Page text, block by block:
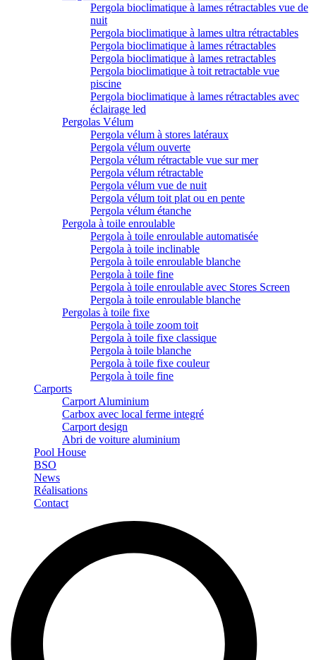
Pergola bioclimatique à lames rétractables vue de
nuit
Pergola bioclimatique à lames ultra rétractables
Pergola bioclimatique à lames rétractables
Pergola bioclimatique à lames retractables
Pergola bioclimatique à toit retractable vue
piscine
Pergola bioclimatique à lames rétractables avec
éclairage led
Pergolas Vélum
Pergola vélum à stores latéraux
Pergola vélum ouverte
Pergola vélum rétractable vue sur mer
Pergola vélum rétractable
Pergola vélum vue de nuit
Pergola vélum toit plat ou en pente
Pergola vélum étanche
Pergola à toile enroulable
Pergola à toile enroulable automatisée
Pergola à toile inclinable
Pergola à toile enroulable blanche
Pergola à toile fine
Pergola à toile enroulable avec Stores Screen
Pergola à toile enroulable blanche
Pergolas à toile fixe
Pergola à toile zoom toit
Pergola à toile fixe classique
Pergola à toile blanche
Pergola à toile fixe couleur
Pergola à toile fine
Carports
Carport Aluminium
Carbox avec local ferme integré
Carport design
Abri de voiture aluminium
Pool House
BSO
News
Réalisations
Contact